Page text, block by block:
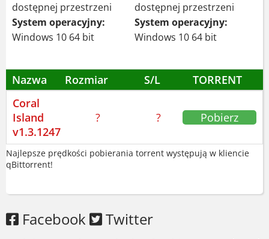
dostępnej przestrzeni
System operacyjny:
Windows 10 64 bit
dostępnej przestrzeni
System operacyjny:
Windows 10 64 bit
Nazwa Rozmiar S/L
TORRENT
Coral
Island
v1.3.1247
? ? Pobierz
Najlepsze prędkości pobierania torrent występują w kliencie
qBittorrent!
Facebook Twitter